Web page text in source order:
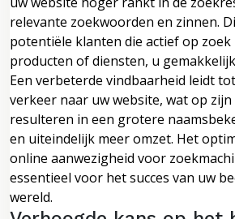
relevante zoekwoorden en zinnen.
potentiële klanten die actief op
producten of diensten, u
Een verbeterde vindbaarheid leidt
verkeer naar uw website, wat op
resulteren in een grotere
en uiteindelijk meer omzet. Het
online aanwezigheid voor
essentieel voor het succes van uw
wereld.